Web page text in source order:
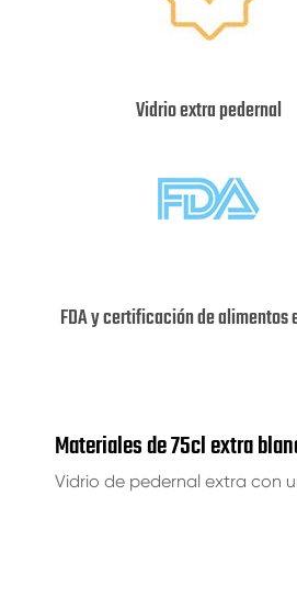
Vidrio extra pedernal
FDA y certificación de alimentos
Materiales de 75cl extra
Vidrio de pedernal extra con